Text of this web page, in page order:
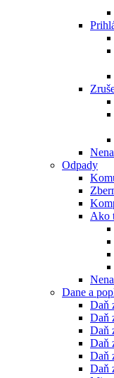
Odpady
Ako
Dane a
Daň
Daň
Daň
Daň
Daň
Daň